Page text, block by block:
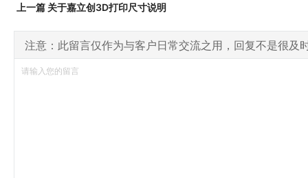
上一篇 关于嘉立创3D打印尺寸说明
注意：此留言仅作为与客户日常交流之用，回复不是很及